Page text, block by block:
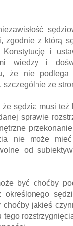
zgodnie z którą
i
wiedzy i
że nie
szczególnie ze
że sędzia musi
sprawie
nie może
od
być choćby
określonego
choćby jakieś
tego